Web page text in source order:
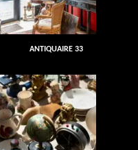
ANTIQUAIRE 33